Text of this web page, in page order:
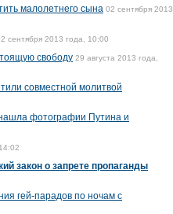
малолетнего сына 02 сентября 2013
сентября 2013 года, 10:00
свободу 29 августа 2013 года,
совместной молитвой
фотографии Путина и
закон о запрете пропаганды
гей-парадов по ночам с